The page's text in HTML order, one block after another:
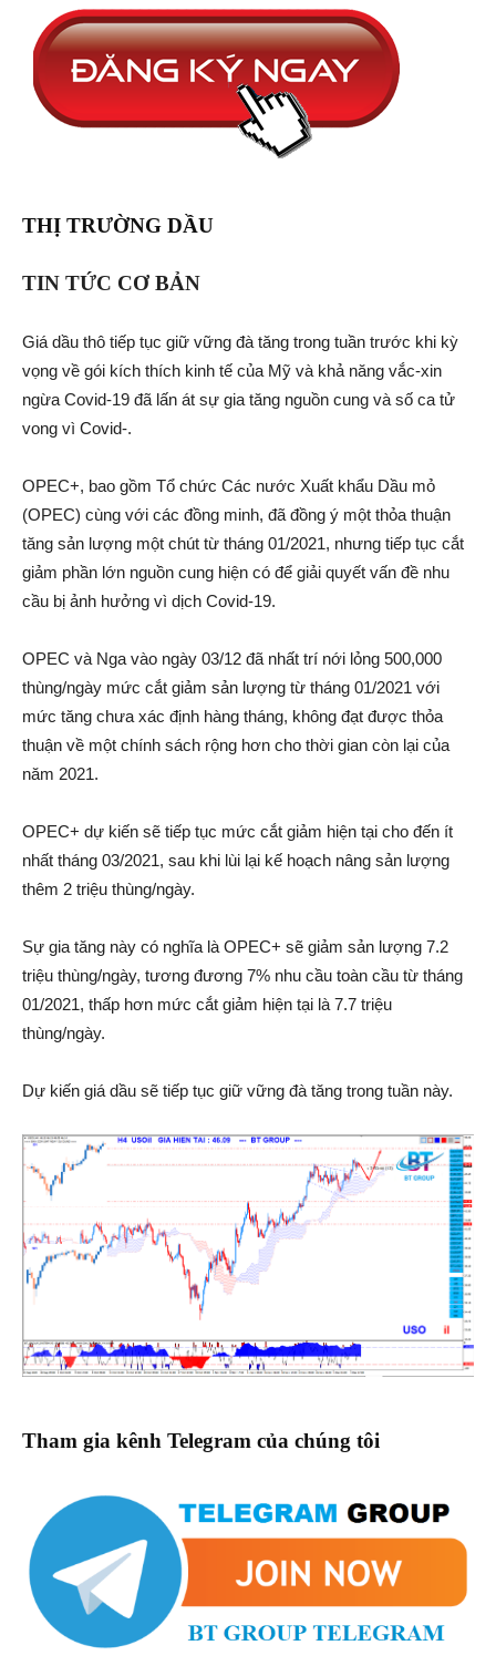
THỊ TRƯỜNG DẦU
TIN TỨC CƠ BẢN
Giá dầu thô tiếp tục giữ vững đà tăng trong tuần trước khi kỳ
vọng về gói kích thích kinh tế của Mỹ và khả năng vắc-xin
ngừa Covid-19 đã lấn át sự gia tăng nguồn cung và số ca tử
vong vì Covid-.
OPEC+, bao gồm Tổ chức Các nước Xuất khẩu Dầu mỏ
(OPEC) cùng với các đồng minh, đã đồng ý một thỏa thuận
tăng sản lượng một chút từ tháng 01/2021, nhưng tiếp tục cắt
giảm phần lớn nguồn cung hiện có để giải quyết vấn đề nhu
cầu bị ảnh hưởng vì dịch Covid-19.
OPEC và Nga vào ngày 03/12 đã nhất trí nới lỏng 500,000
thùng/ngày mức cắt giảm sản lượng từ tháng 01/2021 với
mức tăng chưa xác định hàng tháng, không đạt được thỏa
thuận về một chính sách rộng hơn cho thời gian còn lại của
năm 2021.
OPEC+ dự kiến sẽ tiếp tục mức cắt giảm hiện tại cho đến ít
nhất tháng 03/2021, sau khi lùi lại kế hoạch nâng sản lượng
thêm 2 triệu thùng/ngày.
Sự gia tăng này có nghĩa là OPEC+ sẽ giảm sản lượng 7.2
triệu thùng/ngày, tương đương 7% nhu cầu toàn cầu từ tháng
01/2021, thấp hơn mức cắt giảm hiện tại là 7.7 triệu
thùng/ngày.
Dự kiến giá dầu sẽ tiếp tục giữ vững đà tăng trong tuần này.
Tham gia kênh Telegram của chúng tôi